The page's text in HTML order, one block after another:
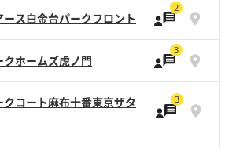
ス白金台パークフロント
2
ホームズ虎ノ門
3
コート麻布十番東京ザタ
3